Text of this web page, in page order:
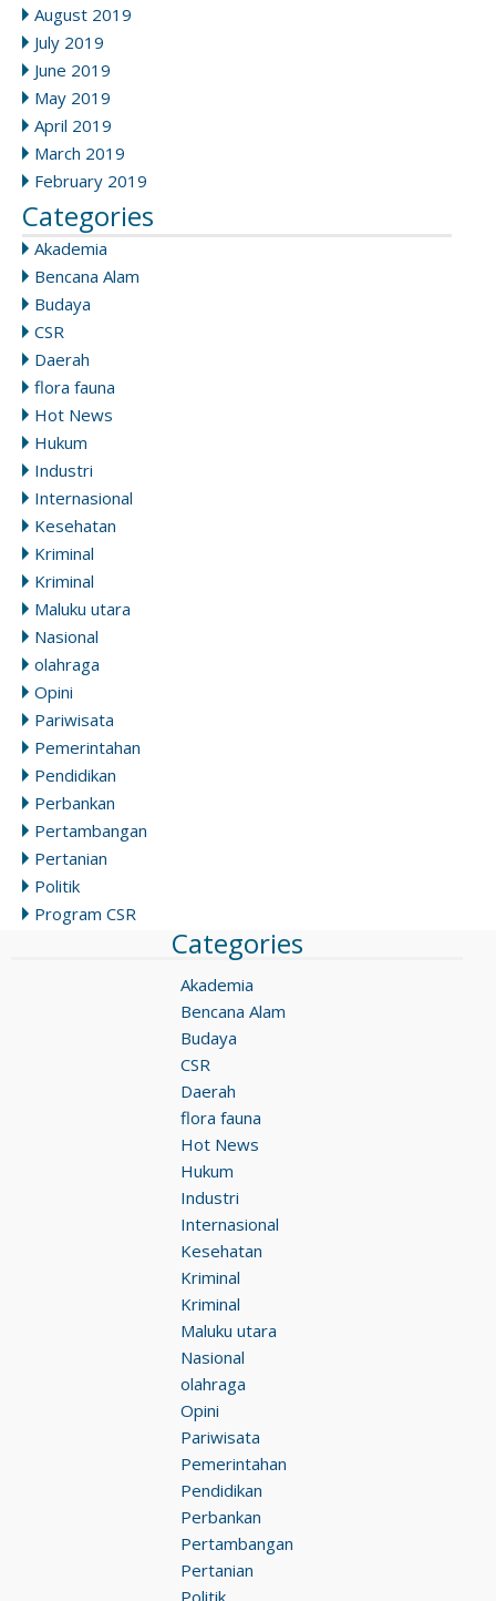
August 2019
July 2019
June 2019
May 2019
April 2019
March 2019
February 2019
Categories
Akademia
Bencana Alam
Budaya
CSR
Daerah
flora fauna
Hot News
Hukum
Industri
Internasional
Kesehatan
Kriminal
Kriminal
Maluku utara
Nasional
olahraga
Opini
Pariwisata
Pemerintahan
Pendidikan
Perbankan
Pertambangan
Pertanian
Politik
Program CSR
Categories
Akademia
Bencana Alam
Budaya
CSR
Daerah
flora fauna
Hot News
Hukum
Industri
Internasional
Kesehatan
Kriminal
Kriminal
Maluku utara
Nasional
olahraga
Opini
Pariwisata
Pemerintahan
Pendidikan
Perbankan
Pertambangan
Pertanian